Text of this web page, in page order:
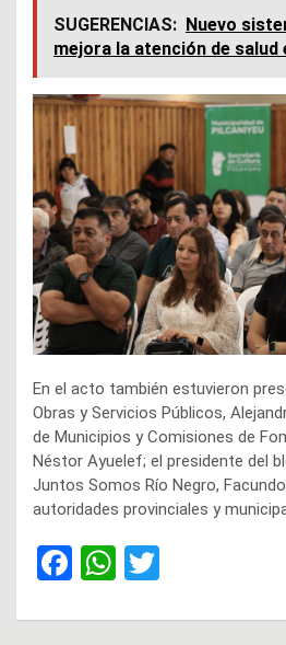
SUGERENCIAS: Nuevo
mejora la atención de salud
En el acto también estuvieron
Obras y Servicios Públicos,
de Municipios y Comisiones de
Néstor Ayuelef; el presidente del
Juntos Somos Río Negro,
autoridades provinciales y
F
ce
W
at tt